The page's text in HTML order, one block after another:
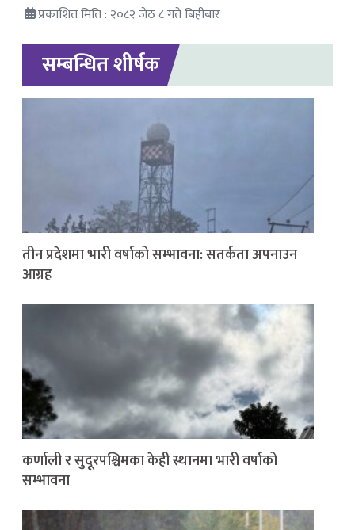
प्रकाशित मिति : २०८२ जेठ ८ गते बिहीबार
सम्बन्धित शीर्षक
तीन प्रदेशमा भारी वर्षाको सम्भावना: सतर्कता अपनाउन
आग्रह
कर्णाली र सुदूरपश्चिमका केही स्थानमा भारी वर्षाको
सम्भावना